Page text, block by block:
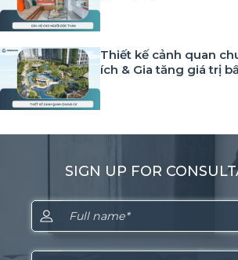
Thiết kế cảnh quan
ích & Gia tăng giá trị
SIGN UP FOR